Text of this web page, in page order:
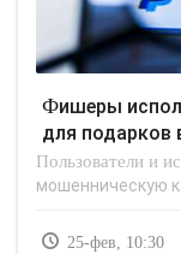
Фишеры используют в своих атаках адреса
для подарков
Пользователи и
мошенническую
25-фев, 10:30